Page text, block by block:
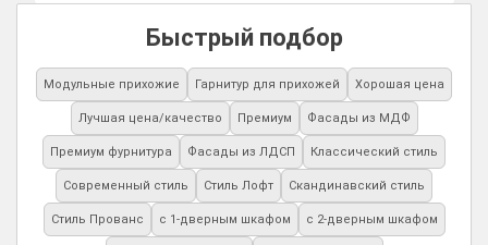
Быстрый подбор
Модульные прихожие Гарнитур для прихожей Хорошая цена
Лучшая цена/качество Премиум Фасады из МДФ
Премиум фурнитура Фасады из ЛДСП Классический стиль
Современный стиль Стиль Лофт Скандинавский стиль
Стиль Прованс с 1-дверным шкафом с 2-дверным шкафом